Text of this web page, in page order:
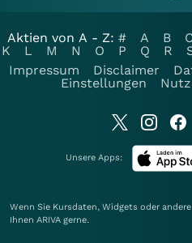
Aktien von A - Z: # A B C
K
L M N O P Q R
Impressum
Disclaimer
Einstellungen
Unsere Apps:
Wenn Sie Kursdaten, Widgets oder
Ihnen ARIVA gerne.